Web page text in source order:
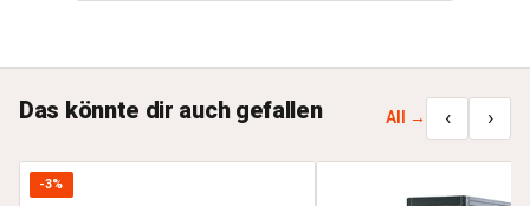
Das könnte dir auch gefallen All → ‹ ›
-3%